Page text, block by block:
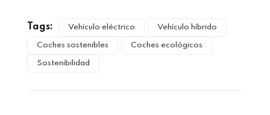
Tags: Vehículo eléctrico Vehículo híbrido
Coches sostenibles Coches ecológicos
Sostenibilidad